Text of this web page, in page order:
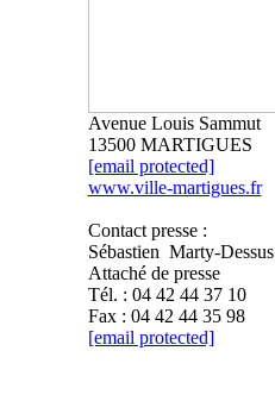
Avenue Louis Sammut
13500 MARTIGUES
[email protected]
www.ville-martigues.fr
Contact presse :
Sébastien Marty-Dessus
Attaché de presse
Tél. : 04 42 44 37 10
Fax : 04 42 44 35 98
[email protected]